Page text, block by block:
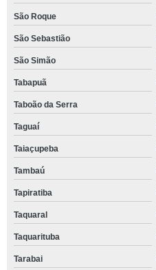
São Roque
São Sebastião
São Simão
Tabapuã
Taboão da Serra
Taguaí
Taiaçupeba
Tambaú
Tapiratiba
Taquaral
Taquarituba
Tarabai